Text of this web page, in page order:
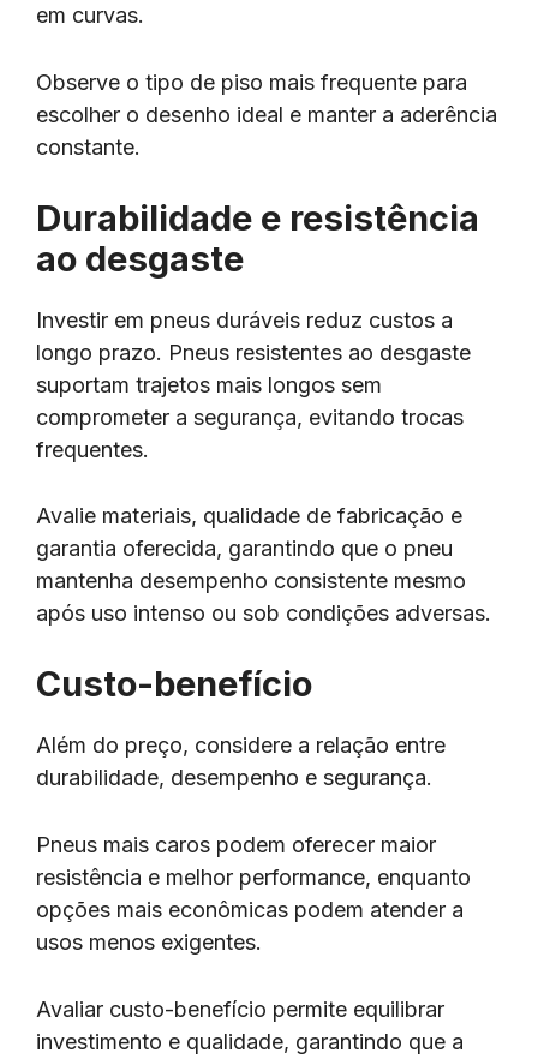
em curvas.
Observe o tipo de piso mais frequente para
escolher o desenho ideal e manter a aderência
constante.
Durabilidade e resistência
ao desgaste
Investir em pneus duráveis reduz custos a
longo prazo. Pneus resistentes ao desgaste
suportam trajetos mais longos sem
comprometer a segurança, evitando trocas
frequentes.
Avalie materiais, qualidade de fabricação e
garantia oferecida, garantindo que o pneu
mantenha desempenho consistente mesmo
após uso intenso ou sob condições adversas.
Custo-benefício
Além do preço, considere a relação entre
durabilidade, desempenho e segurança.
Pneus mais caros podem oferecer maior
resistência e melhor performance, enquanto
opções mais econômicas podem atender a
usos menos exigentes.
Avaliar custo-benefício permite equilibrar
investimento e qualidade, garantindo que a